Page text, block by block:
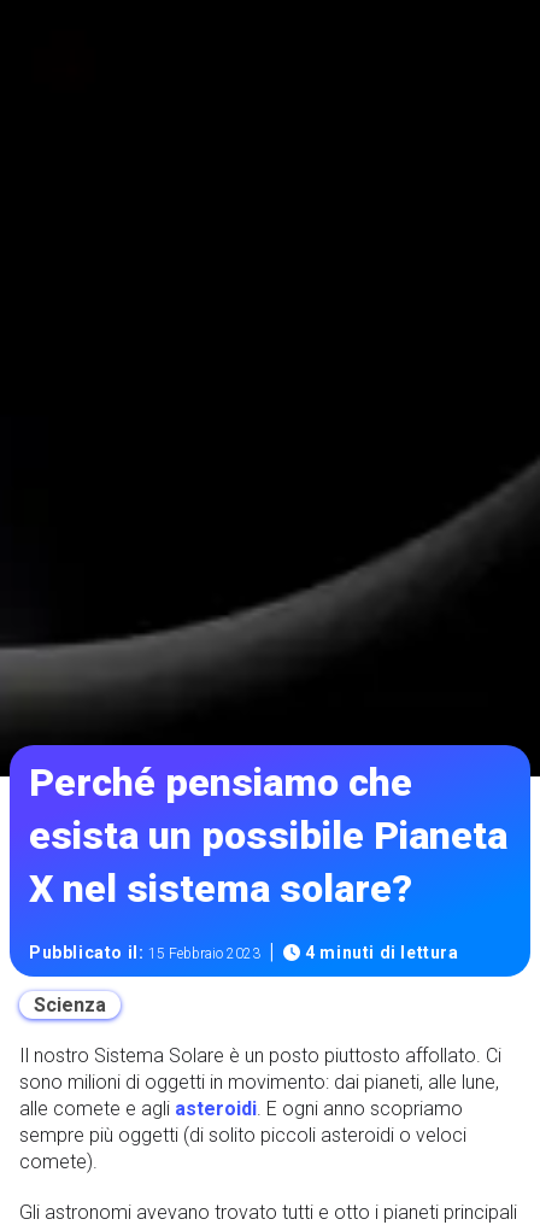
Perché pensiamo che
esista un possibile Pianeta
X nel sistema solare?
Pubblicato il:15 Febbraio 2023 | 4 minuti di lettura
Scienza
Il nostro Sistema Solare è un posto piuttosto affollato. Ci
sono milioni di oggetti in movimento: dai pianeti, alle lune,
alle comete e agli asteroidi . E ogni anno scopriamo
sempre più oggetti (di solito piccoli asteroidi o veloci
comete).
Gli astronomi avevano trovato tutti e otto i pianeti principali